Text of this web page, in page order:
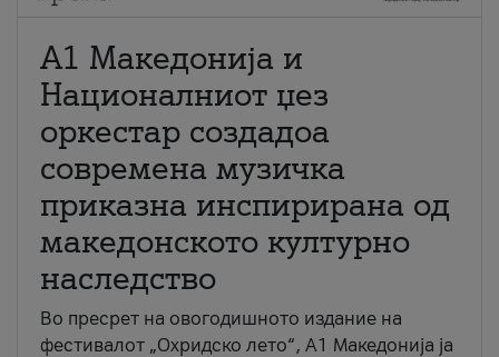
А1 Македонија и
Националниот џез
оркестар создадоа
современа музичка
приказна инспирирана од
македонското културно
наследство
Во пресрет на овогодишното издание на
фестивалот „Охридско лето“, А1 Македонија ја